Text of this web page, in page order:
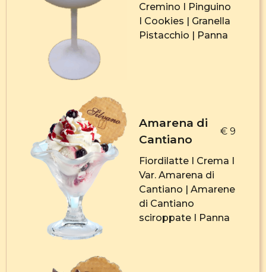
Cremino I Pinguino
I Cookies | Granella
Pistacchio | Panna
Amarena di
Cantiano
€ 9
Fiordilatte I Crema I
Var. Amarena di
Cantiano | Amarene
di Cantiano
sciroppate I Panna